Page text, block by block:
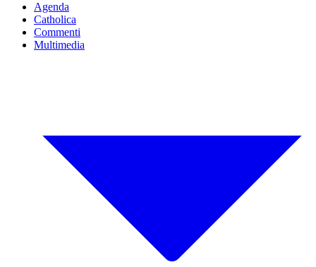
Agenda
Catholica
Commenti
Multimedia